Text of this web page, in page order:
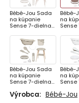
Bébé-Jou Sada
na kúpanie
Sense 7-dielna
Bébé-
na
Bébé-Jou Sada
na kúpanie
Sense 7-dielna
Bébé-
na
Výrobca: Bébé-Jou